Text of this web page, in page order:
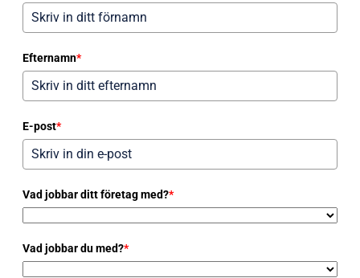
Efternamn*
E-post*
Vad jobbar ditt företag med?*
Vad jobbar du med?*